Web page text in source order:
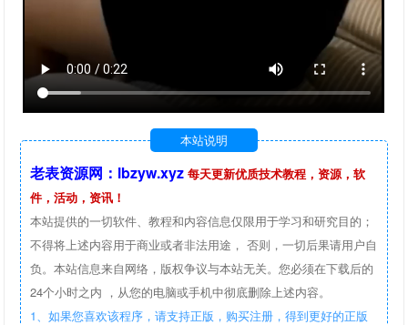
本站说明
老表资源网：lbzyw.xyz 每天更新优质技术教程，资源，软
件，活动，资讯！
本站提供的一切软件、教程和内容信息仅限用于学习和研究目的；
不得将上述内容用于商业或者非法用途， 否则，一切后果请用户自
负。本站信息来自网络，版权争议与本站无关。您必须在下载后的
24个小时之内 ，从您的电脑或手机中彻底删除上述内容。
1、如果您喜欢该程序，请支持正版，购买注册，得到更好的正版